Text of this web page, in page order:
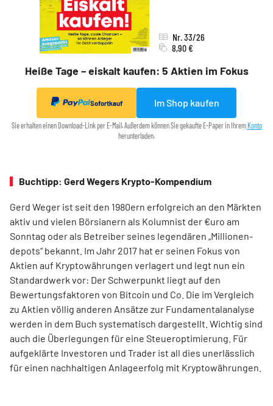
Heiße Tage – eiskalt kaufen: 5 Aktien im Fokus
Nr. 33/26
8,90 €
Sofortkauf Im Shop kaufen
Sie erhalten einen Download-Link per E-Mail. Außerdem können Sie gekaufte E-Paper in Ihrem Konto
herunterladen.
Buchtipp: Gerd Wegers Krypto-Kompendium
Gerd Weger ist seit den 1980ern erfolgreich an den Märkten
aktiv und vielen Börsianern als Kolumnist der €uro am
Sonntag oder als Betreiber seines legendären „Millionen­
depots“ bekannt. Im Jahr 2017 hat er seinen Fokus von
Aktien auf Kryptowährungen verlagert und legt nun ein
Standardwerk vor: Der Schwerpunkt liegt auf den
Bewertungsfaktoren von Bitcoin und Co. Die im Ver­gleich
zu Aktien völlig anderen Ansätze zur Fundamentalanalyse
werden in dem Buch systematisch dargestellt. Wichtig sind
auch die Überlegungen für eine Steueroptimierung. Für
aufgeklärte Investoren und Trader ist all dies unerlässlich
für einen nachhaltigen Anlageerfolg mit Kryptowährungen.